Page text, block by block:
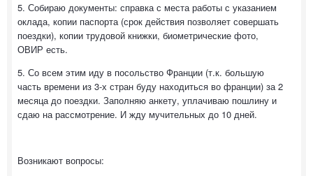
5. Собираю документы: справка с места работы с указанием
оклада, копии паспорта (срок действия позволяет совершать
поездки), копии трудовой книжки, биометрические фото,
ОВИР есть.
5. Со всем этим иду в посольство Франции (т.к. большую
часть времени из 3-х стран буду находиться во франции) за 2
месяца до поездки. Заполняю анкету, уплачиваю пошлину и
сдаю на рассмотрение. И жду мучительных до 10 дней.
Возникают вопросы: